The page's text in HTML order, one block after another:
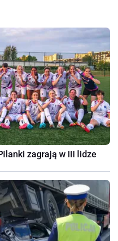
zagrają w III lidze